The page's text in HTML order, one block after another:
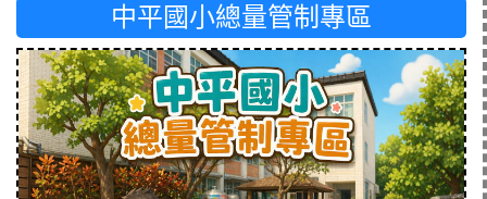
中平國小總量管制專區